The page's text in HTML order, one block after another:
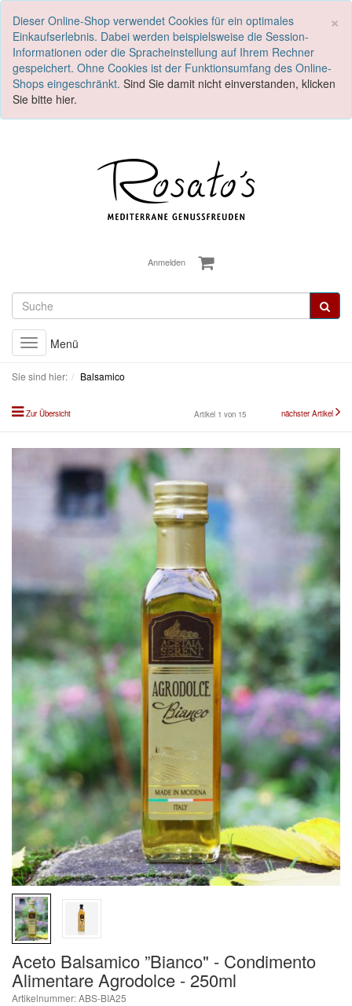
×
Dieser Online-Shop verwendet Cookies für ein optimales
Einkaufserlebnis. Dabei werden beispielsweise die Session-
Informationen oder die Spracheinstellung auf Ihrem Rechner
gespeichert. Ohne Cookies ist der Funktionsumfang des Online-
Shops eingeschränkt. Sind Sie damit nicht einverstanden, klicken
Sie bitte hier.
Anmelden
Toggle
navigation
Menü
Sie sind hier: Balsamico
Zur Übersicht Artikel 1 von 15 nächster Artikel
Aceto Balsamico ”Bianco" - Condimento
Alimentare Agrodolce - 250ml
Artikelnummer: ABS-BIA25